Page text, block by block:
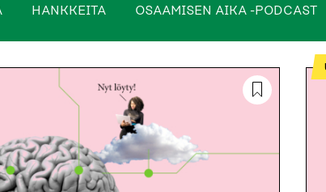
HANKKEITA OSAAMISEN AIKA -PODCAST